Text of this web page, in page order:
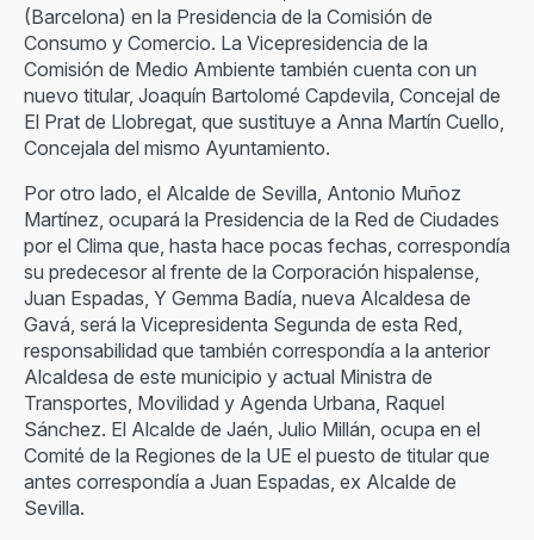
(Barcelona) en la Presidencia de la Comisión de
Consumo y Comercio. La Vicepresidencia de la
Comisión de Medio Ambiente también cuenta con un
nuevo titular, Joaquín Bartolomé Capdevila, Concejal de
El Prat de Llobregat, que sustituye a Anna Martín Cuello,
Concejala del mismo Ayuntamiento.
Por otro lado, el Alcalde de Sevilla, Antonio Muñoz
Martínez, ocupará la Presidencia de la Red de Ciudades
por el Clima que, hasta hace pocas fechas, correspondía
su predecesor al frente de la Corporación hispalense,
Juan Espadas, Y Gemma Badía, nueva Alcaldesa de
Gavá, será la Vicepresidenta Segunda de esta Red,
responsabilidad que también correspondía a la anterior
Alcaldesa de este municipio y actual Ministra de
Transportes, Movilidad y Agenda Urbana, Raquel
Sánchez. El Alcalde de Jaén, Julio Millán, ocupa en el
Comité de la Regiones de la UE el puesto de titular que
antes correspondía a Juan Espadas, ex Alcalde de
Sevilla.